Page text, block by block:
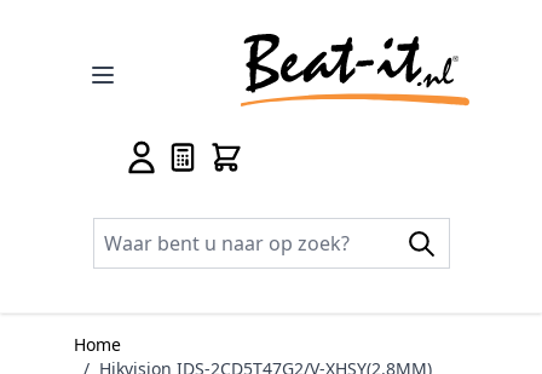
Home
/ Hikvision IDS-2CD5T47G2/V-XHSY(2.8MM)